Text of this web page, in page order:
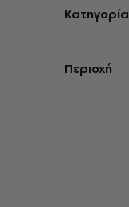
Κατηγορία
Περιοχή